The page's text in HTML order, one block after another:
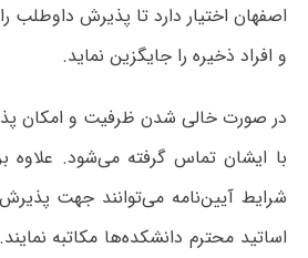
اصفهان اختیار دارد تا پذیرش داوطلب
و افراد ذخیره را جایگزین نماید.
در صورت خالی شدن ظرفیت و امکان
با ایشان تماس گرفته می‌شود. علاوه
شرایط آیین‌نامه می‌توانند جهت
اساتید محترم دانشکده‌ها مکاتبه